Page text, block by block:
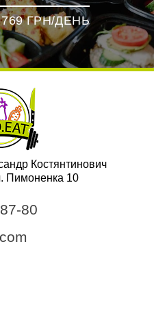
ГРН/ДЕНЬ
Костянтинович
Пимоненка 10
80